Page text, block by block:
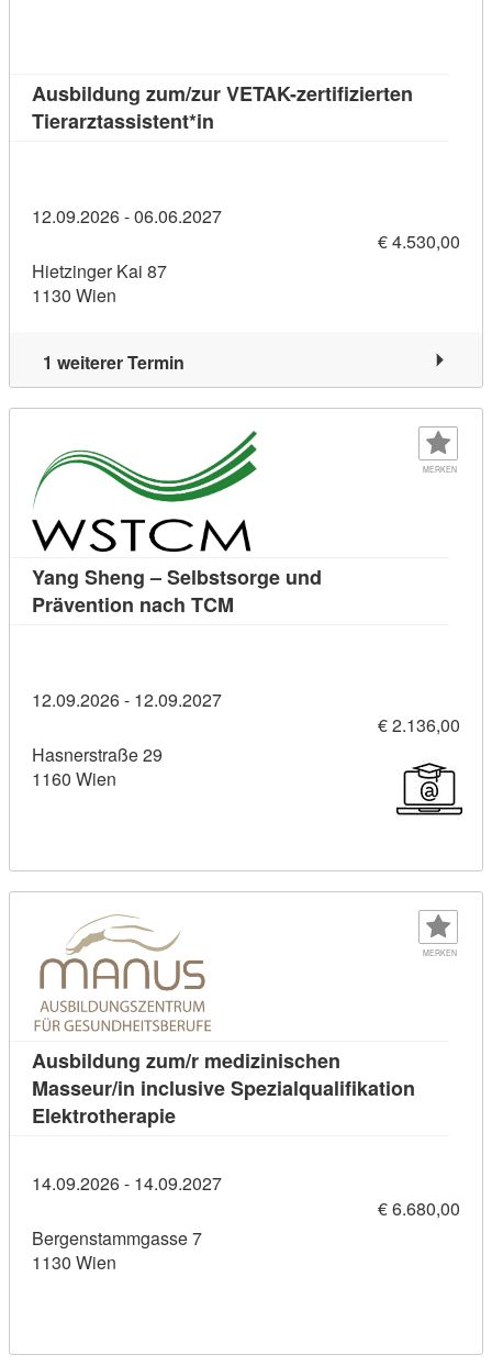
Ausbildung zum/zur VETAK-zertifizierten
Tierarztassistent*in
12.09.2026 - 06.06.2027
€ 4.530,00
Hietzinger Kai 87
1130 Wien
1 weiterer Termin
MERKEN
Yang Sheng – Selbstsorge und
Prävention nach TCM
12.09.2026 - 12.09.2027
€ 2.136,00
Hasnerstraße 29
1160 Wien
MERKEN
Ausbildung zum/r medizinischen
Masseur/in inclusive Spezialqualifikation
ElektrotherapieKursdetail: Ausbildung zum/r
14.09.2026 - 14.09.2027
€ 6.680,00
Bergenstammgasse 7
1130 Wien